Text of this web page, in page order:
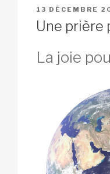
PUBLIÉ
LE
13 DÉCEMBRE
Une prière
La joie